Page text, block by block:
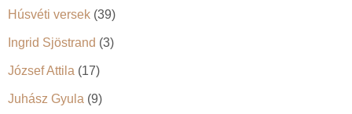
Húsvéti versek (39)
Ingrid Sjöstrand (3)
József Attila (17)
Juhász Gyula (9)